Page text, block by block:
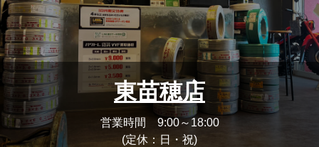
東苗穂店
営業時間 9:00～18:00
(定休：日・祝)